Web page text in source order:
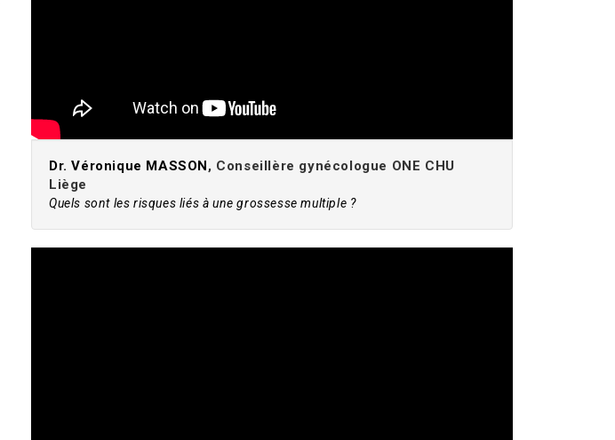
Dr. Véronique MASSON , Conseillère gynécologue ONE CHU
Liège
Quels sont les risques liés à une grossesse multiple ?